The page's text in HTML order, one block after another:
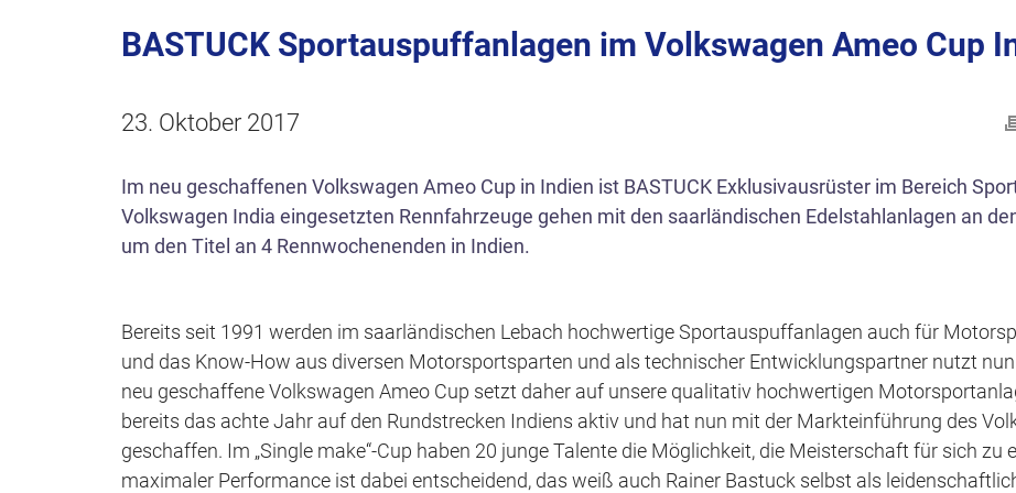
o
e
r
i
n
g
e
n
BASTUCK Sportauspuffanlagen im Volkswagen Ameo Cup
23. Oktober 2017
Im neu geschaffenen Volkswagen Ameo Cup in Indien ist BASTUCK Exklusivausrüster im Bereich
Volkswagen India eingesetzten Rennfahrzeuge gehen mit den saarländischen Edelstahlanlagen an
um den Titel an 4 Rennwochenenden in Indien.
Bereits seit 1991 werden im saarländischen Lebach hochwertige Sportauspuffanlagen auch für
und das Know-How aus diversen Motorsportsparten und als technischer Entwicklungspartner nutzt
neu geschaffene Volkswagen Ameo Cup setzt daher auf unsere qualitativ hochwertigen
bereits das achte Jahr auf den Rundstrecken Indiens aktiv und hat nun mit der Markteinführung des
geschaffen. Im „Single make“-Cup haben 20 junge Talente die Möglichkeit, die Meisterschaft für sich
maximaler Performance ist dabei entscheidend, das weiß auch Rainer Bastuck selbst als